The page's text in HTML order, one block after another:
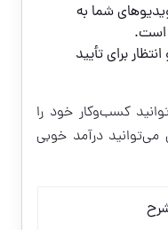
شما به
است.
برای تأیید
کسب‌وکار خود را
درآمد خوبی